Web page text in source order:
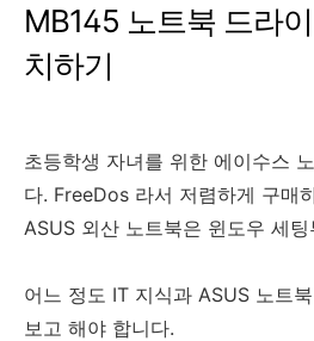
MB145 노트북 드라
치하기
초등학생 자녀를 위한 에이수스
다. FreeDos 라서 저렴하게 구매
ASUS 외산 노트북은 윈도우 세
어느 정도 IT 지식과 ASUS 노트
보고 해야 합니다.